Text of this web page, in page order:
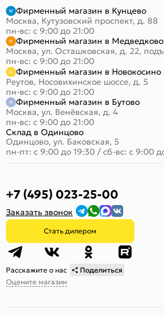
Фирменный магазин в Кунцево
Москва, Кутузовский проспект, д. 88
пн-вс: с 9:00 до 21:00
Фирменный магазин в Медведково
Москва, ул. Осташковская, д. 22,
пн-вс: с 9:00 до 21:00
Фирменный магазин в Новокосино
Реутов, Носовихинское шоссе, д. 5
пн-вс: с 9:00 до 21:00
Фирменный магазин в Бутово
Москва, ул. Венёвская, д. 4
пн-вс: с 9:00 до 21:00
Склад в Одинцово
Одинцово, ул. Баковская, 5
пн-пт: с 9:00 до 19:30 / сб-вс: с 9:00
+7 (495) 023-25-00
Заказать звонок
Стать дилером
Расскажите о нас
Поделиться
Оцените магазин